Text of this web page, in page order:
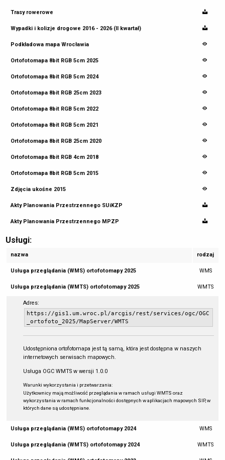
Trasy rowerowe
Wypadki i kolizje drogowe 2016 - 2026 (II kwartał)
Podkładowa mapa Wrocławia
Ortofotomapa 8bit RGB 5cm 2025
Ortofotomapa 8bit RGB 5cm 2024
Ortofotomapa 8bit RGB 25cm 2023
Ortofotomapa 8bit RGB 5cm 2022
Ortofotomapa 8bit RGB 5cm 2021
Ortofotomapa 8bit RGB 25cm 2020
Ortofotomapa 8bit RGB 4cm 2018
Ortofotomapa 8bit RGB 5cm 2015
Zdjęcia ukośne 2015
Akty Planowania Przestrzennego SUiKZP
Akty Planowania Przestrzennego MPZP
Usługi:
nazwa rodzaj
Usługa przeglądania (WMS) ortofotomapy 2025 WMS
Usługa przeglądania (WMTS) ortofotomapy 2025 WMTS
Adres:
https://gis1.um.wroc.pl/arcgis/rest/services/ogc/OGC
_ortofoto_2025/MapServer/WMTS
Udostępniona ortofotomapa jest tą samą, która jest dostępna w naszych
internetowych serwisach mapowych.
Usługa OGC WMTS w wersji 1.0.0
Warunki wykorzystania i przetwarzania:
Użytkownicy mają możliwość przeglądania w ramach usługi WMTS oraz
wykorzystania w ramach funkcjonalności dostępnych w aplikacjach mapowych SIP, w
których dane są udostępniane.
Usługa przeglądania (WMS) ortofotomapy 2024 WMS
Usługa przeglądania (WMTS) ortofotomapy 2024 WMTS